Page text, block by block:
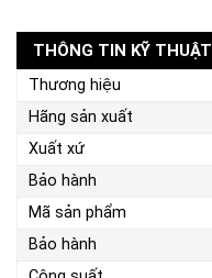
THÔNG TIN KỸ THUẬT
Thương hiệu
Hãng sản xuất
Xuất xứ
Bảo hành
Mã sản phẩm
Bảo hành